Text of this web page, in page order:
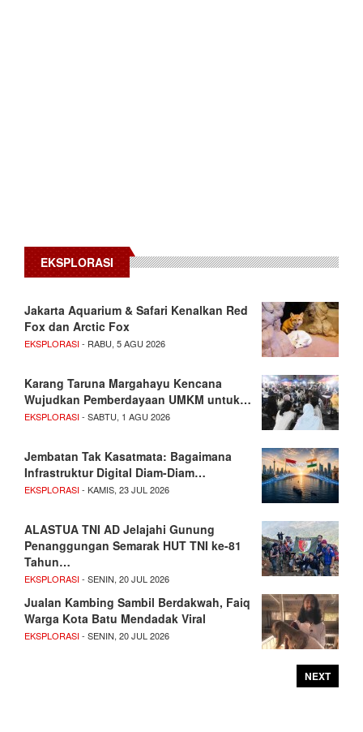
EKSPLORASI
Jakarta Aquarium & Safari Kenalkan Red
Fox dan Arctic Fox
EKSPLORASI- RABU, 5 AGU 2026
Karang Taruna Margahayu Kencana
Wujudkan Pemberdayaan UMKM untuk…
EKSPLORASI- SABTU, 1 AGU 2026
Jembatan Tak Kasatmata: Bagaimana
Infrastruktur Digital Diam-Diam…
EKSPLORASI- KAMIS, 23 JUL 2026
ALASTUA TNI AD Jelajahi Gunung
Penanggungan Semarak HUT TNI ke-81
Tahun…
EKSPLORASI- SENIN, 20 JUL 2026
Jualan Kambing Sambil Berdakwah, Faiq
Warga Kota Batu Mendadak Viral
EKSPLORASI- SENIN, 20 JUL 2026
NEXT